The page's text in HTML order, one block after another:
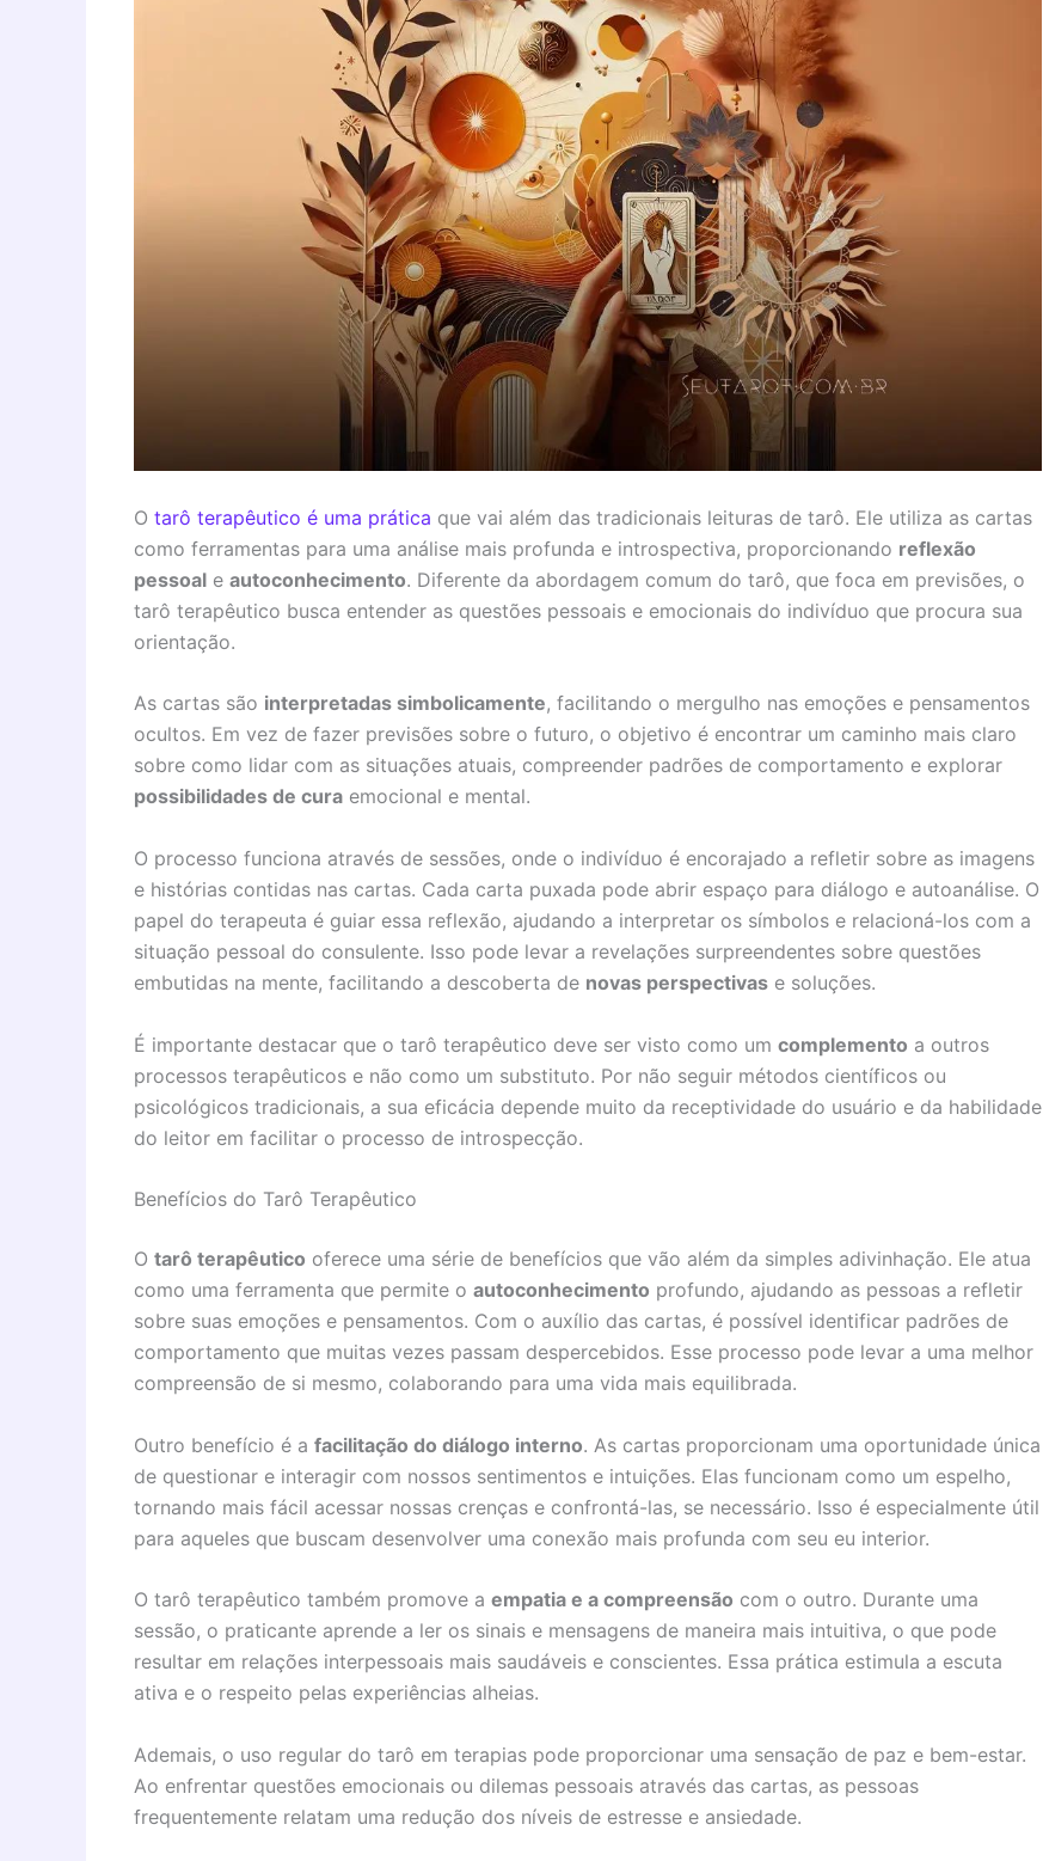
O tarô terapêutico é uma prática que vai além das tradicionais leituras de tarô. Ele utiliza as cartas
como ferramentas para uma análise mais profunda e introspectiva, proporcionando reflexão
pessoal e autoconhecimento. Diferente da abordagem comum do tarô, que foca em previsões, o
tarô terapêutico busca entender as questões pessoais e emocionais do indivíduo que procura sua
orientação.
As cartas são interpretadas simbolicamente, facilitando o mergulho nas emoções e pensamentos
ocultos. Em vez de fazer previsões sobre o futuro, o objetivo é encontrar um caminho mais claro
sobre como lidar com as situações atuais, compreender padrões de comportamento e explorar
possibilidades de cura emocional e mental.
O processo funciona através de sessões, onde o indivíduo é encorajado a refletir sobre as imagens
e histórias contidas nas cartas. Cada carta puxada pode abrir espaço para diálogo e autoanálise. O
papel do terapeuta é guiar essa reflexão, ajudando a interpretar os símbolos e relacioná-los com a
situação pessoal do consulente. Isso pode levar a revelações surpreendentes sobre questões
embutidas na mente, facilitando a descoberta de novas perspectivas e soluções.
É importante destacar que o tarô terapêutico deve ser visto como um complemento a outros
processos terapêuticos e não como um substituto. Por não seguir métodos científicos ou
psicológicos tradicionais, a sua eficácia depende muito da receptividade do usuário e da habilidade
do leitor em facilitar o processo de introspecção.
Benefícios do Tarô Terapêutico
O tarô terapêutico oferece uma série de benefícios que vão além da simples adivinhação. Ele atua
como uma ferramenta que permite o autoconhecimento profundo, ajudando as pessoas a refletir
sobre suas emoções e pensamentos. Com o auxílio das cartas, é possível identificar padrões de
comportamento que muitas vezes passam despercebidos. Esse processo pode levar a uma melhor
compreensão de si mesmo, colaborando para uma vida mais equilibrada.
Outro benefício é a facilitação do diálogo interno. As cartas proporcionam uma oportunidade única
de questionar e interagir com nossos sentimentos e intuições. Elas funcionam como um espelho,
tornando mais fácil acessar nossas crenças e confrontá-las, se necessário. Isso é especialmente útil
para aqueles que buscam desenvolver uma conexão mais profunda com seu eu interior.
O tarô terapêutico também promove a empatia e a compreensão com o outro. Durante uma
sessão, o praticante aprende a ler os sinais e mensagens de maneira mais intuitiva, o que pode
resultar em relações interpessoais mais saudáveis e conscientes. Essa prática estimula a escuta
ativa e o respeito pelas experiências alheias.
Ademais, o uso regular do tarô em terapias pode proporcionar uma sensação de paz e bem-estar.
Ao enfrentar questões emocionais ou dilemas pessoais através das cartas, as pessoas
frequentemente relatam uma redução dos níveis de estresse e ansiedade.